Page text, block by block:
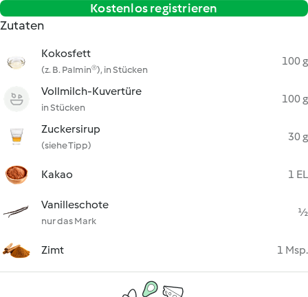
Kostenlos registrieren
Zutaten
Kokosfett
(z. B. Palmin®), in Stücken
100 g
Vollmilch-Kuvertüre
in Stücken
100 g
Zuckersirup
(siehe Tipp)
30 g
Kakao 1 EL
Vanilleschote
nur das Mark
½
Zimt 1 Msp.